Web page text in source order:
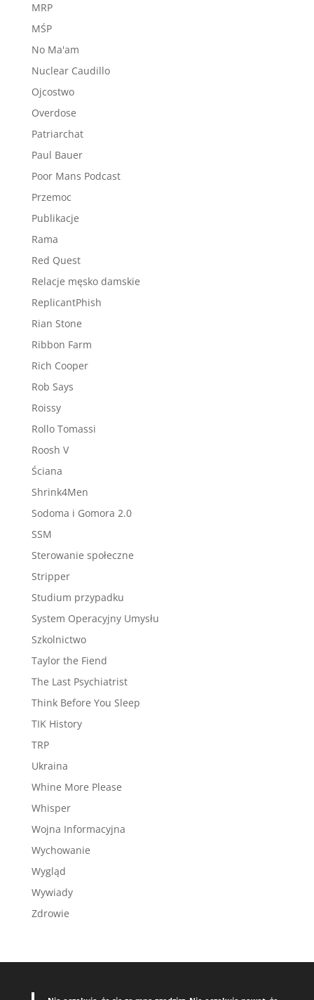
MRP
MŚP
No Ma'am
Nuclear Caudillo
Ojcostwo
Overdose
Patriarchat
Paul Bauer
Poor Mans Podcast
Przemoc
Publikacje
Rama
Red Quest
Relacje męsko damskie
ReplicantPhish
Rian Stone
Ribbon Farm
Rich Cooper
Rob Says
Roissy
Rollo Tomassi
Roosh V
Ściana
Shrink4Men
Sodoma i Gomora 2.0
SSM
Sterowanie społeczne
Stripper
Studium przypadku
System Operacyjny Umysłu
Szkolnictwo
Taylor the Fiend
The Last Psychiatrist
Think Before You Sleep
TIK History
TRP
Ukraina
Whine More Please
Whisper
Wojna Informacyjna
Wychowanie
Wygląd
Wywiady
Zdrowie